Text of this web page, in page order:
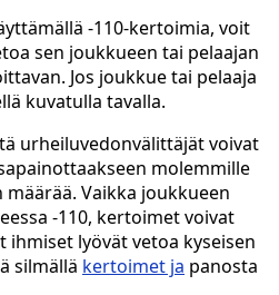
-110-kertoimia, voit
sen joukkueen tai pelaajan
Jos joukkue tai pelaaja
kuvatulla tavalla.
urheiluvedonvälittäjät voivat
molemmille
Vaikka joukkueen
-110, kertoimet voivat
lyövät vetoa kyseisen
silmällä kertoimet ja panosta